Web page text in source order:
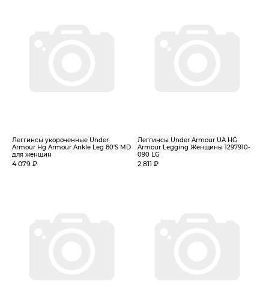
Леггинсы укороченные Under
Armour Hg Armour Ankle Leg 80'S MD
для женщин
4 079 ₽
Леггинсы Under Armour UA HG
Armour Legging Женщины 1297910-
090 LG
2 811 ₽